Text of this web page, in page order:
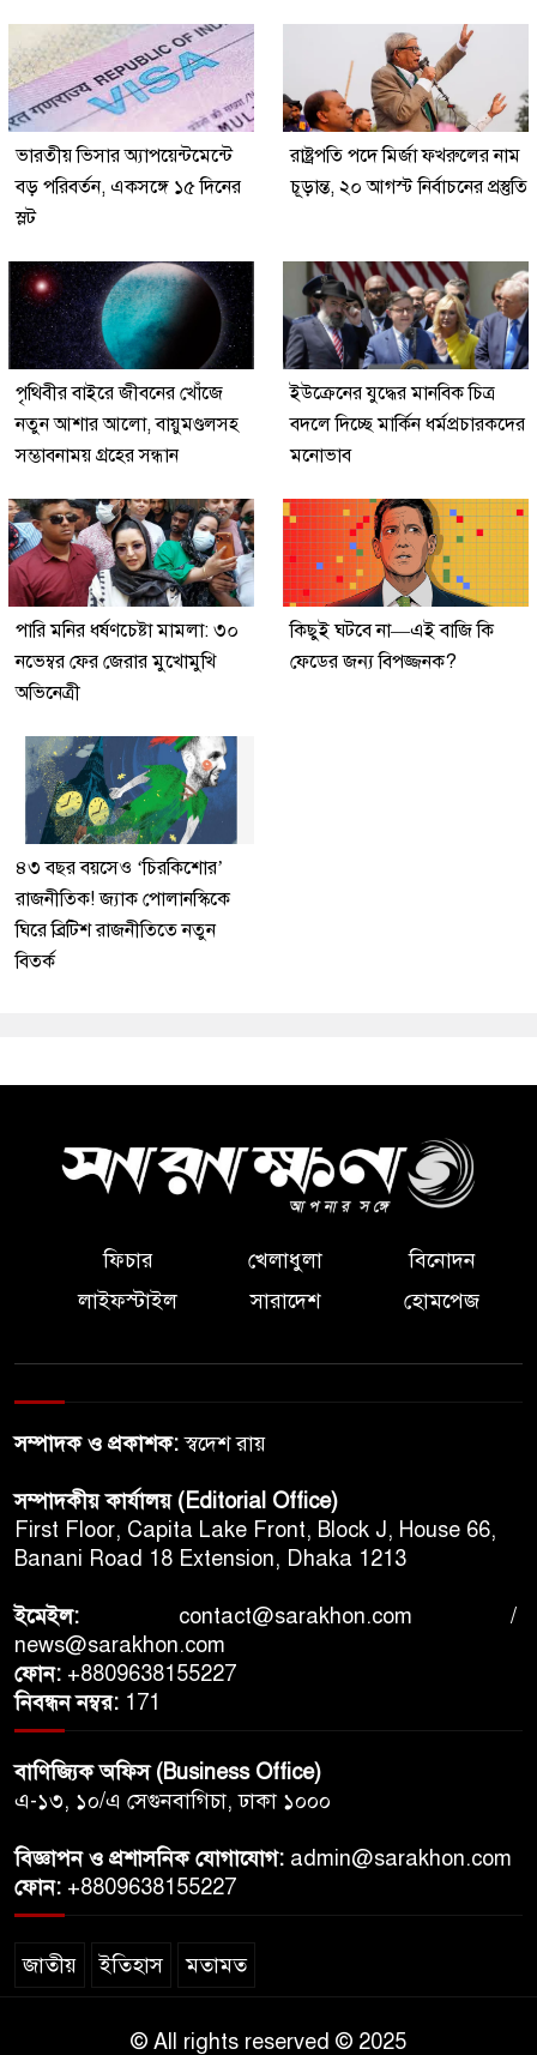
ভারতীয় ভিসার অ্যাপয়েন্টমেন্টে
বড় পরিবর্তন, একসঙ্গে ১৫ দিনের
স্লট
রাষ্ট্রপতি পদে মির্জা ফখরুলের নাম
চূড়ান্ত, ২০ আগস্ট নির্বাচনের প্রস্তুতি
পৃথিবীর বাইরে জীবনের খোঁজে
নতুন আশার আলো, বায়ুমণ্ডলসহ
সম্ভাবনাময় গ্রহের সন্ধান
ইউক্রেনের যুদ্ধের মানবিক চিত্র
বদলে দিচ্ছে মার্কিন ধর্মপ্রচারকদের
মনোভাব
পারি মনির ধর্ষণচেষ্টা মামলা: ৩০
নভেম্বর ফের জেরার মুখোমুখি
অভিনেত্রী
কিছুই ঘটবে না—এই বাজি কি
ফেডের জন্য বিপজ্জনক?
৪৩ বছর বয়সেও ‘চিরকিশোর’
রাজনীতিক! জ্যাক পোলানস্কিকে
ঘিরে ব্রিটিশ রাজনীতিতে নতুন
বিতর্ক
ফিচার খেলাধুলা
বিনোদন
লাইফস্টাইল
সারাদেশ হোমপেজ
সম্পাদক ও প্রকাশক:স্বদেশ রায়
সম্পাদকীয় কার্যালয় (Editorial Office)
First Floor, Capita Lake Front, Block J, House 66,
Banani Road 18 Extension, Dhaka 1213
ইমেইল: contact@sarakhon.com /
news@sarakhon.com
ফোন: +8809638155227
নিবন্ধন নম্বর: 171
বাণিজ্যিক অফিস (Business Office)
এ-১৩, ১০/এ সেগুনবাগিচা, ঢাকা ১০০০
বিজ্ঞাপন ও প্রশাসনিক যোগাযোগ: admin@sarakhon.com
ফোন: +8809638155227
জাতীয় ইতিহাস মতামত
© All rights reserved © 2025